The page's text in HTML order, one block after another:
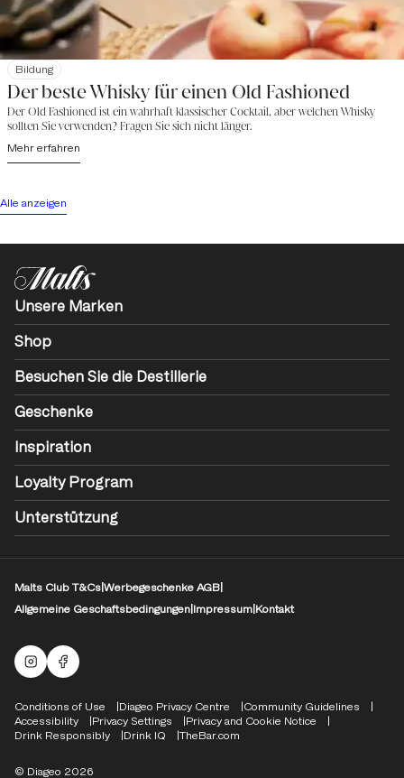
Bildung
Der beste Whisky für einen Old Fashioned
Der Old Fashioned ist ein wahrhaft klassischer Cocktail, aber welchen Whisky
sollten Sie verwenden? Fragen Sie sich nicht länger.
Mehr erfahren
Alle anzeigen
Unsere Marken
Shop
Besuchen Sie die Destillerie
Geschenke
Inspiration
Loyalty Program
Unterstützung
Malts Club T&CsWerbegeschenke AGB
Allgemeine Geschaftsbedingungen Impressum Kontakt
Malts Instagram
Facebook-Logo
Compliance Footer
Conditions of Use Diageo Privacy Centre
Community Guidelines
Accessibility
Privacy Settings
Privacy and Cookie Notice
Drink Responsibly
Drink IQ TheBar.com
© Diageo 2026